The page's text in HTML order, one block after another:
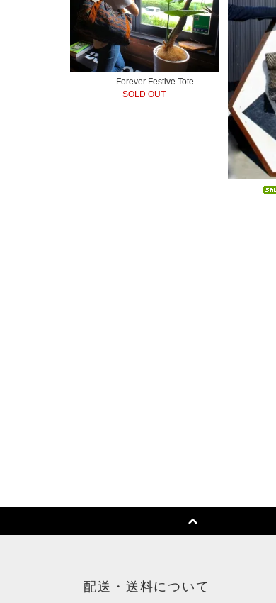
Forever Festive Tote
SOLD OUT
配送・送料について